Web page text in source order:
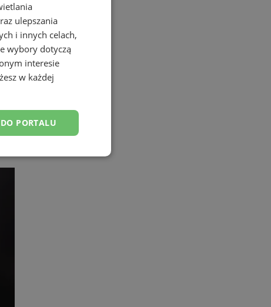
ulepszania
i innych celach,
wybory dotyczą
interesie
w każdej
DO PORTALU
użytkownika i